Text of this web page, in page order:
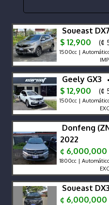
Soueast
$ 12,900
(¢
1500cc |
Geely GX3
$ 12,900
(¢
1500cc |
Donfeng
2022
¢ 6,000,000
1800cc |
Soueast DX3
¢ 6,000,000